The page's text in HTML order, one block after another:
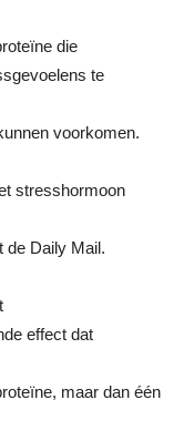
die
te
voorkomen.
stresshormoon
de Daily Mail.
effect dat
maar dan één